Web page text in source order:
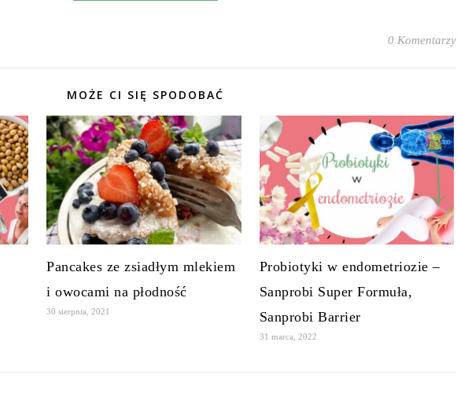
0 Komentarzy
MOŻE CI SIĘ SPODOBAĆ
Pancakes ze zsiadłym mlekiem
i owocami na płodność
30 sierpnia, 2021
Probiotyki w endometriozie –
Sanprobi Super Formuła,
Sanprobi Barrier
31 marca, 2022